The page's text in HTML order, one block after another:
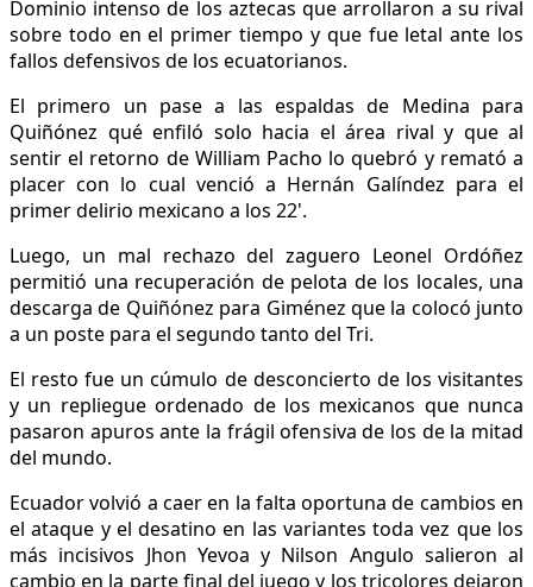
Dominio intenso de los aztecas que arrollaron a su rival
sobre todo en el primer tiempo y que fue letal ante los
fallos defensivos de los ecuatorianos.
El primero un pase a las espaldas de Medina para
Quiñónez qué enfiló solo hacia el área rival y que al
sentir el retorno de William Pacho lo quebró y remató a
placer con lo cual venció a Hernán Galíndez para el
primer delirio mexicano a los 22'.
Luego, un mal rechazo del zaguero Leonel Ordóñez
permitió una recuperación de pelota de los locales, una
descarga de Quiñónez para Giménez que la colocó junto
a un poste para el segundo tanto del Tri.
El resto fue un cúmulo de desconcierto de los visitantes
y un repliegue ordenado de los mexicanos que nunca
pasaron apuros ante la frágil ofensiva de los de la mitad
del mundo.
Ecuador volvió a caer en la falta oportuna de cambios en
el ataque y el desatino en las variantes toda vez que los
más incisivos Jhon Yevoa y Nilson Angulo salieron al
cambio en la parte final del juego y los tricolores dejaron